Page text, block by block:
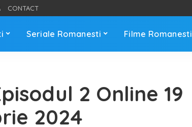
CONTACT
Seriale Romanesti Filme Romanesti
2 Online 19
2024